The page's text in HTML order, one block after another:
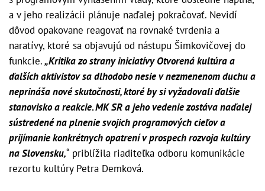
a v jeho realizácii plánuje naďalej pokračovať. Nevidí
dôvod opakovane reagovať na rovnaké tvrdenia a
naratívy, ktoré sa objavujú od nástupu Šimkovičovej do
funkcie.„Kritika zo strany iniciatívy Otvorená kultúra a
ďalších aktivistov sa dlhodobo nesie v nezmenenom duchu a
neprináša nové skutočnosti, ktoré by si vyžadovali ďalšie
stanovisko a reakcie. MK SR a jeho vedenie zostáva naďalej
sústredené na plnenie svojich programových cieľov a
prijímanie konkrétnych opatrení v prospech rozvoja kultúry
na Slovensku,“ priblížila riaditeľka odboru komunikácie
rezortu kultúry Petra Demková.